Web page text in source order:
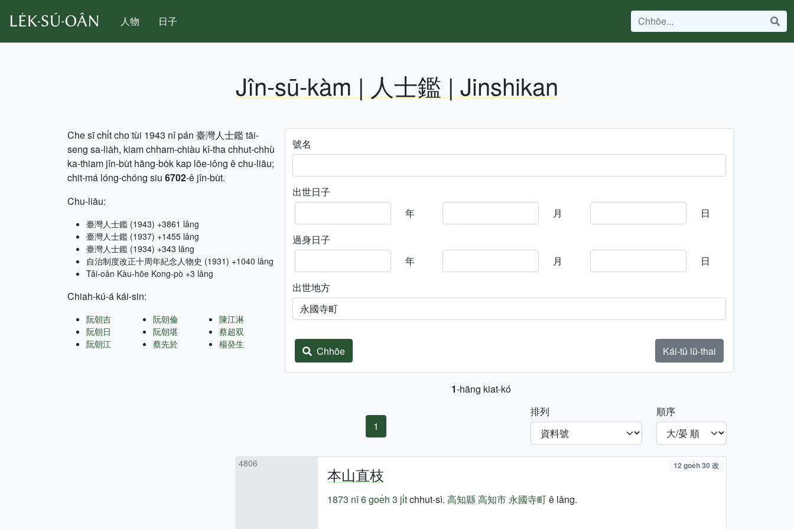
人物 日子
Jîn-sū-kàm | 人士鑑 | Jinshikan
Che sī chi̍t cho͘ tùi 1943 nî pán 臺灣人士鑑 tāi-
seng sa-lia̍h, kiam chham-chiàu kî-tha chhut-chhù
ka-thiam jîn-bu̍t hāng-bo̍k kap lōe-iông ê chu-liāu;
chit-má lóng-chóng siu 6702-ê jîn-bu̍t.
Chu-liāu:
臺灣人士鑑 (1943) +3861 lâng
臺灣人士鑑 (1937) +1455 lâng
臺灣人士鑑 (1934) +343 lâng
自治制度改正十周年紀念人物史 (1931) +1040 lâng
Tâi-oân Kàu-hōe Kong-pò +3 lâng
Chiah-kú-á kái-sin:
阮朝吉
阮朝日
阮朝江
阮朝倫
阮朝堪
蔡先於
陳江淋
蔡超双
楊癸生
號名
出世日子
年
月
日
過身日子
年
月
日
出世地方
Chhōe Kái-tû lū-thai
1-hāng kiat-kó
1
排列 順序
4806
本山直枝 12 goe̍h 30 改
1873 nî6 goe̍h 3 ji̍tchhut-sì.高知縣高知市 永國寺町ê lâng.